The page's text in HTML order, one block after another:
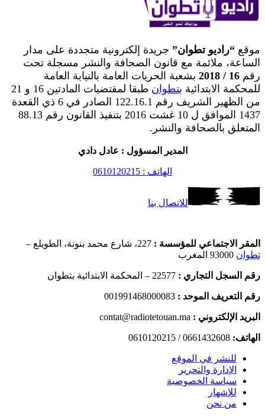
موقع “راديو تطوان” جريدة إلكترونية متجددة على مدار
الساعة، ملائمة مع قانون الصحافة والنشر مسجلة تحت
رقم 16 / 2018
بشعبة الحريات العامة بالنيابة العامة
للمحكمة الابتدائية بتطوان
طبقا لمقتضيات المادتين 16 و 21
من الظهير الشريف رقم 122.16.1 الصادر في 6 ذي القعدة
1437 الموافق ل 10 غشت 2016 بتنفيذ القانون رقم 88.13
المتعلق بالصحافة والنشر.
المدير المسؤول : عادل دادي
الهاتف : 0610120215
للاتصال بنا
المقر الاجتماعي للمؤسسة : 227، شارع محمد بنونة، الطويلع –
تطوان
رقم السجل التجاري : 22577 – المحكمة الابتدائية بتطوان
رقم التعريف الموحد : 001991468000083
البريد الإلكتروني : contat@radiotetouan.ma
الهاتف: 0661432608 / 0610120215
للنشر في الموقع
الإدارة والتحرير
سياسة الخصوصية
للإشهار
من نحن